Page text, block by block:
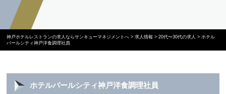
神戸ホテルレストランの求人ならサンキューマネジメントへ >求人情報 >20代〜30代の求人 > ホテル
パールシティ神戸洋食調理社員
ホテルパールシティ神戸洋食調理社員